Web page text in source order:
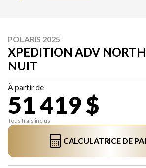
POLARIS 2025
XPEDITION ADV
NUIT
À partir de
51 419 $
Tous frais inclus
CALCULATRICE DE